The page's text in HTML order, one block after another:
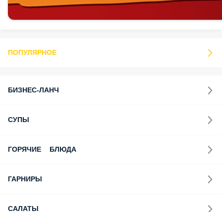
ПОПУЛЯРНОЕ
БИЗНЕС-ЛАНЧ
СУПЫ
ГОРЯЧИЕ БЛЮДА
ГАРНИРЫ
САЛАТЫ